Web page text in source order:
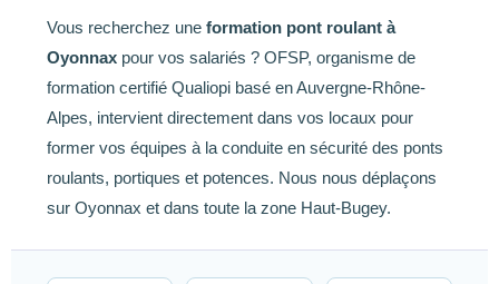
Vous recherchez une formation pont roulant à
Oyonnax pour vos salariés ? OFSP, organisme de
formation certifié Qualiopi basé en Auvergne-Rhône-
Alpes, intervient directement dans vos locaux pour
former vos équipes à la conduite en sécurité des ponts
roulants, portiques et potences. Nous nous déplaçons
sur Oyonnax et dans toute la zone Haut-Bugey.